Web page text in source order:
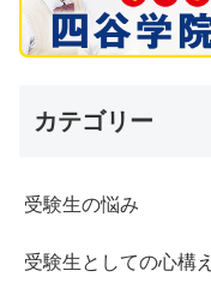
カテゴリー
受験生の悩み
受験生としての心構え